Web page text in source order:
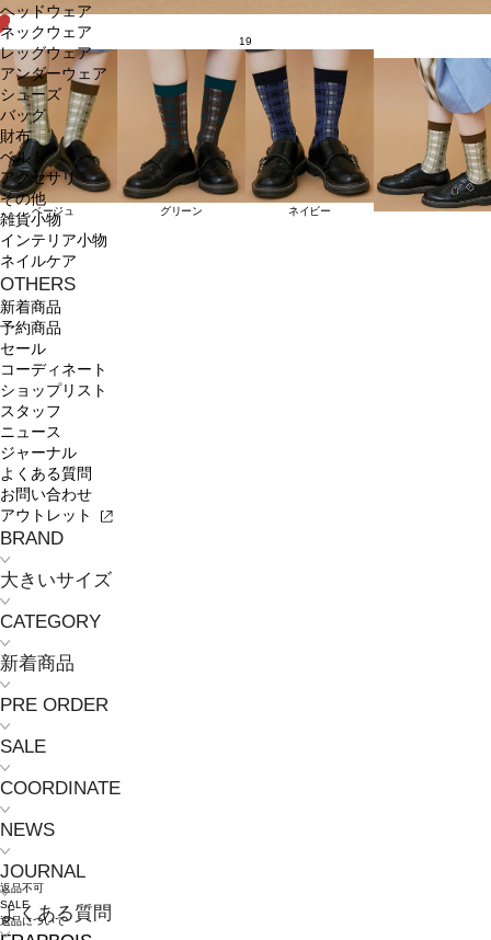
ヘッドウェア
ネックウェア
レッグウェア
アンダーウェア
シューズ
バッグ
財布
ベルト
アクセサリ
その他
雑貨小物
インテリア小物
ネイルケア
OTHERS
新着商品
予約商品
セール
コーディネート
ショップリスト
スタッフ
ニュース
ジャーナル
よくある質問
お問い合わせ
アウトレット
BRAND
大きいサイズ
CATEGORY
新着商品
PRE ORDER
SALE
COORDINATE
NEWS
JOURNAL
よくある質問
19
ベージュ グリーン ネイビー
返品不可
SALE
返品について